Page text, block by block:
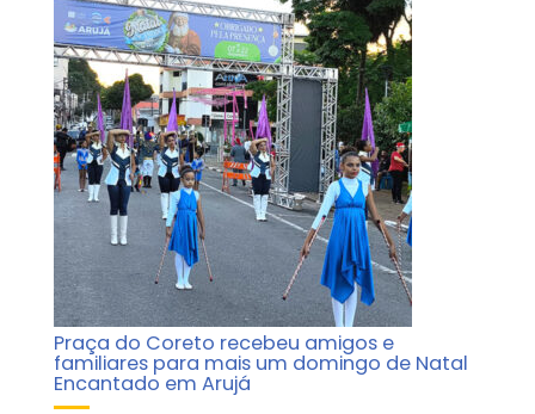
Praça do Coreto recebeu amigos e
familiares para mais um domingo de Natal
Encantado em Arujá